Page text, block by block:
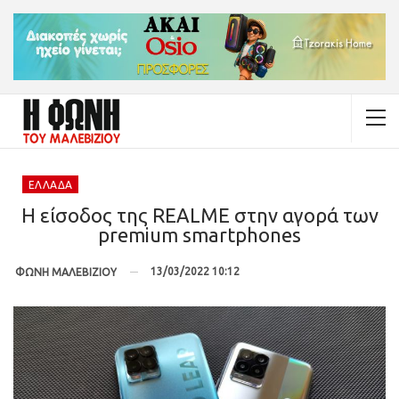
ΕΛΛΆΔΑ
Η είσοδος της REALME στην αγορά των
premium smartphones
ΦΩΝΗ ΜΑΛΕΒΙΖΙΟΥ 13/03/2022 10:12